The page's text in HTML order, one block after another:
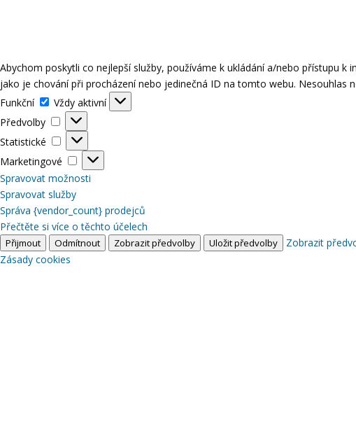
Abychom poskytli co nejlepší služby, používáme k ukládání a/nebo přístupu
jako je chování při procházení nebo jedinečná ID na tomto webu.
Funkční
Funkční
Vždy aktivní
Předvolby
Předvolby
Statistické
Statistické
Marketingové
Marketingové
Spravovat možnosti
Spravovat služby
Správa {vendor_count} prodejců
Přečtěte si více o těchto účelech
Přijmout Odmítnout Zobrazit předvolby Uložit předvolby
Zobrazit
Zásady cookies